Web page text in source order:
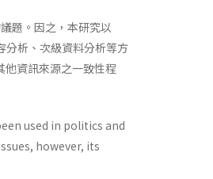
題。因之，本研究以
分析、次級資料分析等方
資訊來源之一致性程
used in politics and
however, its